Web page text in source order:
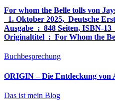
For whom the Belle tolls von
1. Oktober 2025, ‎ Deutsche
Ausgabe ‏ : ‎ 848 Seiten, ISBN-13 ‏ : ‎ 978-3764533694,
Originaltitel ‏ : ‎ For
Buchbesprechung
ORIGIN – Die Entdeckung von
Das ist mein Blog